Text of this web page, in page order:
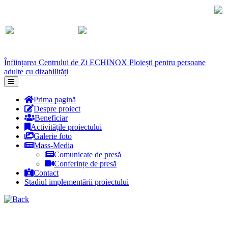
Înființarea Centrului de Zi ECHINOX Ploiești pentru persoane
adulte cu dizabilități
Prima pagină
Despre proiect
Beneficiar
Activitățile proiectului
Galerie foto
Mass-Media
Comunicate de presă
Conferințe de presă
Contact
Stadiul implementării proiectului